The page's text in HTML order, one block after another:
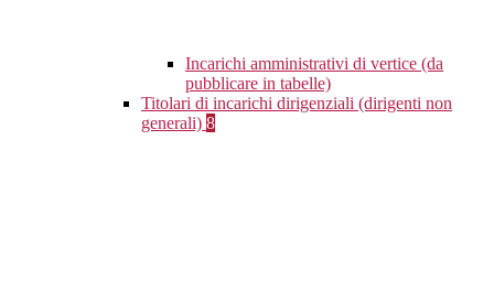
Incarichi amministrativi di vertice (da
pubblicare in tabelle)
Titolari di incarichi dirigenziali (dirigenti non
generali) 8